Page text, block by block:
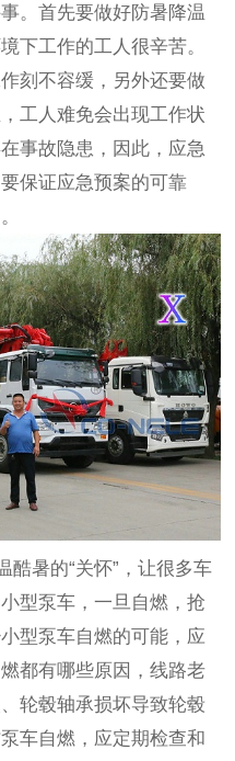
。首先要做好防暑降温
下工作的工人很辛苦。
刻不容缓，另外还要做
工人难免会出现工作状
事故隐患，因此，应急
保证应急预案的可靠
酷暑的“关怀”，让很多车
型泵车 ，一旦自燃，抢
型泵车自燃的可能，应
都有哪些原因，线路老
轮毂轴承损坏导致轮毂
车自燃，应定期检查和